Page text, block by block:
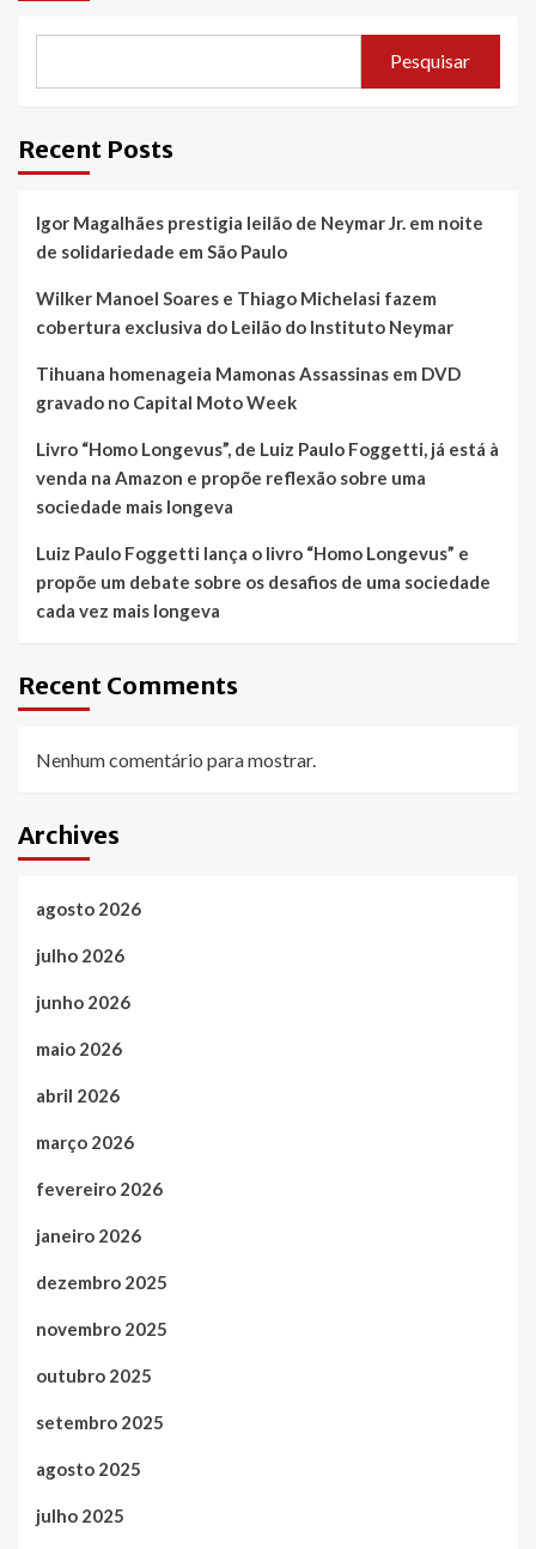
Pesquisar
Recent Posts
Igor Magalhães prestigia leilão de Neymar Jr. em noite
de solidariedade em São Paulo
Wilker Manoel Soares e Thiago Michelasi fazem
cobertura exclusiva do Leilão do Instituto Neymar
Tihuana homenageia Mamonas Assassinas em DVD
gravado no Capital Moto Week
Livro “Homo Longevus”, de Luiz Paulo Foggetti, já está à
venda na Amazon e propõe reflexão sobre uma
sociedade mais longeva
Luiz Paulo Foggetti lança o livro “Homo Longevus” e
propõe um debate sobre os desafios de uma sociedade
cada vez mais longeva
Recent Comments
Nenhum comentário para mostrar.
Archives
agosto 2026
julho 2026
junho 2026
maio 2026
abril 2026
março 2026
fevereiro 2026
janeiro 2026
dezembro 2025
novembro 2025
outubro 2025
setembro 2025
agosto 2025
julho 2025